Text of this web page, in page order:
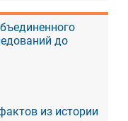
до
из истории